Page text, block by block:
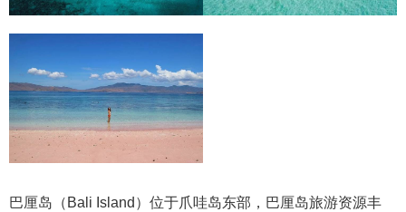
巴厘岛（Bali Island）位于爪哇岛东部，巴厘岛旅游资源丰